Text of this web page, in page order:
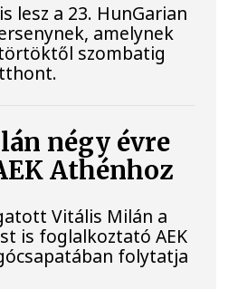
lesz a 23. HunGarian
amelynek
szombatig
négy évre
Athénhoz
Vitális Milán a
is foglalkoztató AEK
folytatja